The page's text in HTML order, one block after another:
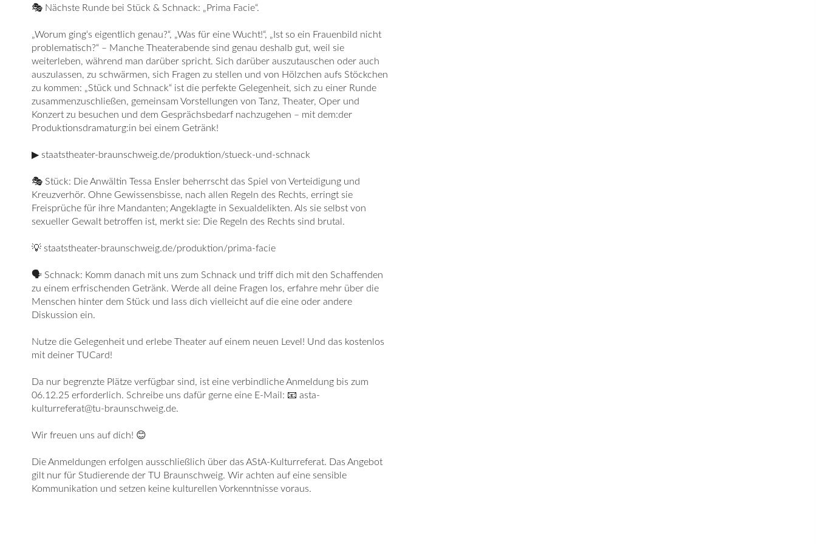
🎭 Nächste Runde bei Stück & Schnack: „Prima Facie“.
„Worum ging‘s eigentlich genau?“, „Was für eine Wucht!“, „Ist so ein Frauenbild nicht
problematisch?“ – Manche Theaterabende sind genau deshalb gut, weil sie
weiterleben, während man darüber spricht. Sich darüber auszutauschen oder auch
auszulassen, zu schwärmen, sich Fragen zu stellen und von Hölzchen aufs Stöckchen
zu kommen: „Stück und Schnack“ ist die perfekte Gelegenheit, sich zu einer Runde
zusammenzuschließen, gemeinsam Vorstellungen von Tanz, Theater, Oper und
Konzert zu besuchen und dem Gesprächsbedarf nachzugehen – mit dem:der
Produktionsdramaturg:in bei einem Getränk!
▶ staatstheater-braunschweig.de/produktion/stueck-und-schnack
🎭 Stück: Die Anwältin Tessa Ensler beherrscht das Spiel von Verteidigung und
Kreuzverhör. Ohne Gewissensbisse, nach allen Regeln des Rechts, erringt sie
Freisprüche für ihre Mandanten; Angeklagte in Sexualdelikten. Als sie selbst von
sexueller Gewalt betroffen ist, merkt sie: Die Regeln des Rechts sind brutal.
💡 staatstheater-braunschweig.de/produktion/prima-facie
🗣️ Schnack: Komm danach mit uns zum Schnack und triff dich mit den Schaffenden
zu einem erfrischenden Getränk. Werde all deine Fragen los, erfahre mehr über die
Menschen hinter dem Stück und lass dich vielleicht auf die eine oder andere
Diskussion ein.
Nutze die Gelegenheit und erlebe Theater auf einem neuen Level! Und das kostenlos
mit deiner TUCard!
Da nur begrenzte Plätze verfügbar sind, ist eine verbindliche Anmeldung bis zum
06.12.25 erforderlich. Schreibe uns dafür gerne eine E-Mail: 📧 asta-
kulturreferat@tu-braunschweig.de.
Wir freuen uns auf dich! 😊
Die Anmeldungen erfolgen ausschließlich über das AStA‑Kulturreferat. Das Angebot
gilt nur für Studierende der TU Braunschweig. Wir achten auf eine sensible
Kommunikation und setzen keine kulturellen Vorkenntnisse voraus.